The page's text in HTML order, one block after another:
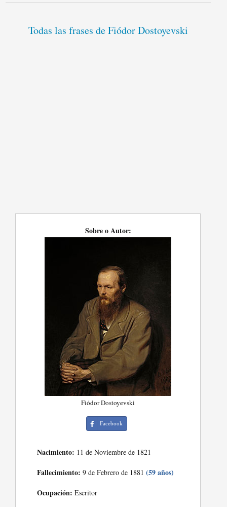
Todas las frases de Fiódor Dostoyevski
Sobre o Autor:
Fiódor Dostoyevski
Facebook
Nacimiento: 11 de Noviembre de 1821
Fallecimiento: 9 de Febrero de 1881(59 años)
Ocupación: Escritor